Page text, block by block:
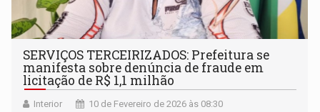
SERVIÇOS TERCEIRIZADOS: Prefeitura se
manifesta sobre denúncia de fraude em
licitação de R$ 1,1 milhão
Interior 10 de Fevereiro de 2026 às 08:30